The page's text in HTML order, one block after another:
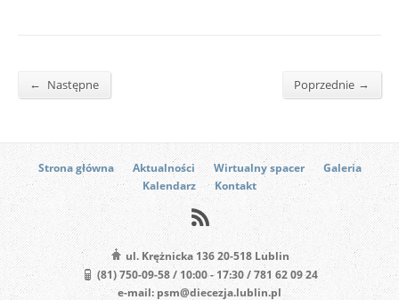
← Następne Poprzednie →
Strona główna Aktualności Wirtualny spacer
Galeria
Kalendarz
Kontakt
ul. Krężnicka 136 20-518 Lublin
(81) 750-09-58 / 10:00 - 17:30 / 781 62 09 24
e-mail: psm@diecezja.lublin.pl